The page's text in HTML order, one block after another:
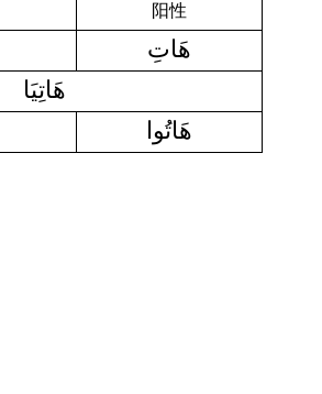
阳性
هَاتِ
هَاتِيَا
هَاتُوا